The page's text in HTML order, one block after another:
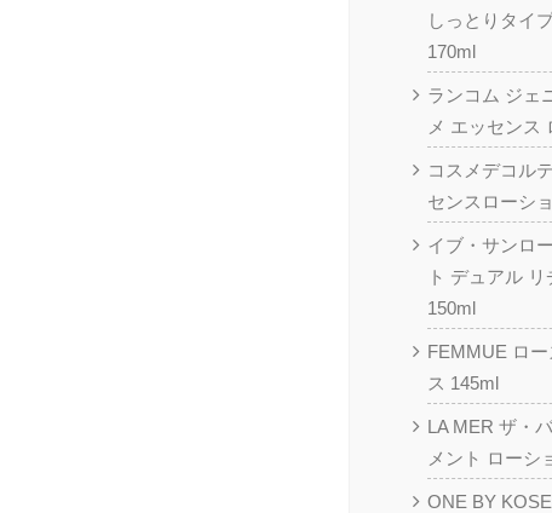
しっとりタイ
170ml
ランコム ジェ
メ エッセンス
コスメデコル
センスローシ
イブ・サンロ
ト デュアル
150ml
FEMMUE ロ
ス 145ml
LA MER ザ・
メント ローシ
ONE BY